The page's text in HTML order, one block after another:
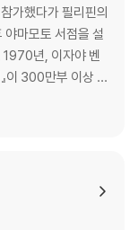
가했다가 필리핀의
마모토 서점을 설
1970년, 이자야 벤
이 300만부 이상 팔
여 사회에 큰 영향
논고는 ‘야마모토